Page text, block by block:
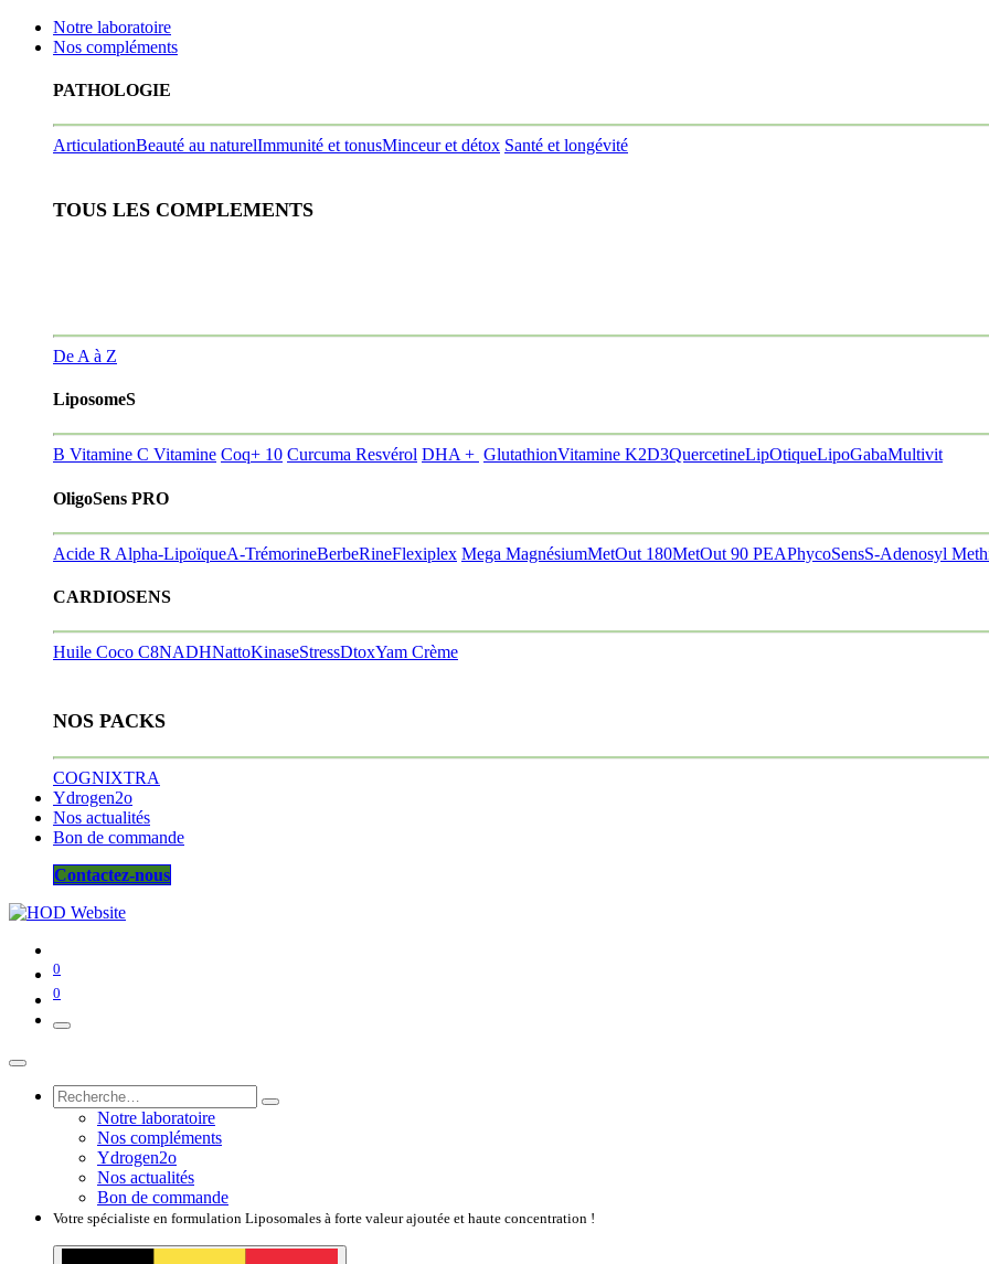
Notre laboratoire
Nos compléments
PATHOLOGIE
ArticulationBeauté au naturelImmunité et tonusMinceur et détox Santé et longévité
TOUS LES COMPLEMENTS
De A à Z
LiposomeS
B Vitamine C Vitamine Coq+ 10 Curcuma Resvérol DHA + GlutathionVitamine K2D3QuercetineLipOtiqueLipoGabaMultivit
OligoSens PRO
Acide R Alpha-LipoïqueA-TrémorineBerbeRineFlexiplex Mega MagnésiumMetOut 180MetOut 90 PEAPhycoSensS-Adenosyl
CARDIOSENS
Huile Coco C8NADHNattoKinaseStressDtoxYam Crème
NOS PACKS
COGNIXTRA
Ydrogen2o
Nos actualités
Bon de commande
Contactez-nous
0
0
Notre laboratoire
Nos compléments
Ydrogen2o
Nos actualités
Bon de commande
Votre spécialiste en formulation Liposomales à forte valeur ajoutée et haute concentration !